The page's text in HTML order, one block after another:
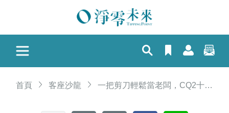
首頁 客座沙龍 一把剪刀輕鬆當老闆，CQ2十分有型快剪全台展店的祕訣